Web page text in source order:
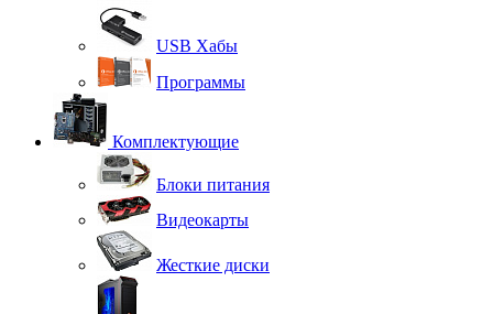
USB Хабы
Программы
Комплектующие
Блоки питания
Видеокарты
Жесткие диски